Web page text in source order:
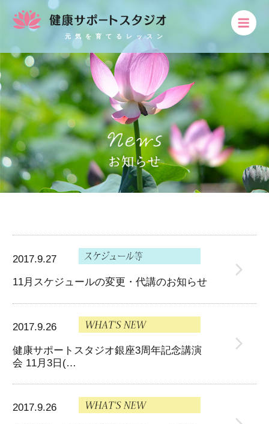
元気を育てるレッスン
2017.9.27
11月スケジュールの変更・代講のお知らせ
2017.9.26
健康サポートスタジオ銀座3周年記念講演
会 11月3日(…
2017.9.26